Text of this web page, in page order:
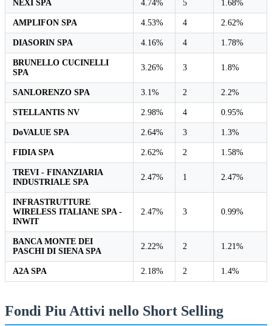
NEXI SPA 4.74% 5 1.68%
AMPLIFON SPA 4.53% 4 2.62%
DIASORIN SPA 4.16% 4 1.78%
BRUNELLO CUCINELLI
SPA
3.26% 3 1.8%
SANLORENZO SPA 3.1% 2 2.2%
STELLANTIS NV 2.98% 4 0.95%
DoVALUE SPA 2.64% 3 1.3%
FIDIA SPA 2.62% 2 1.58%
TREVI - FINANZIARIA
INDUSTRIALE SPA
2.47% 1 2.47%
INFRASTRUTTURE
WIRELESS ITALIANE SPA -
INWIT
2.47% 3 0.99%
BANCA MONTE DEI
PASCHI DI SIENA SPA
2.22% 2 1.21%
A2A SPA 2.18% 2 1.4%
Fondi Piu Attivi nello Short Selling